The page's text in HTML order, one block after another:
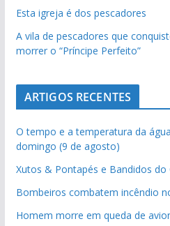
Esta igreja é dos pescadores
A vila de pescadores que
morrer o “Príncipe Perfeito”
ARTIGOS RECENTES
O tempo e a temperatura da
domingo (9 de agosto)
Xutos & Pontapés e Bandidos
Bombeiros combatem incêndio
Homem morre em queda de